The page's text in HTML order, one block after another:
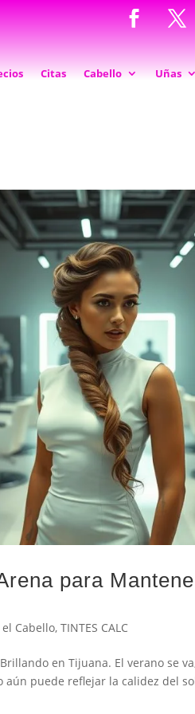
Citas Cabello Uñas
para
Cabello,TINTES CALC
en Tijuana. El verano se
puede reflejar la calidez del